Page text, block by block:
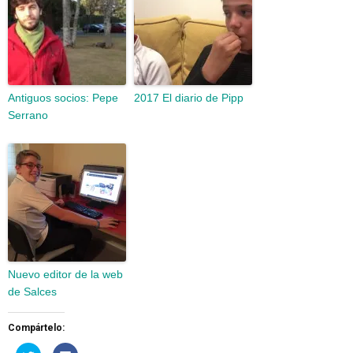
Antiguos socios: Pepe
Serrano
2017 El diario de Pipp
Nuevo editor de la web
de Salces
Compártelo: